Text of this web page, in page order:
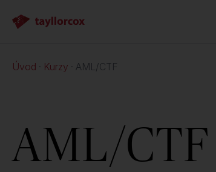
Úvod Kurzy AML/CTF
AML/CTF